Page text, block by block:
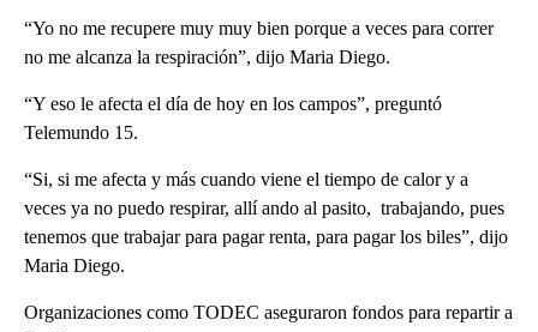
“Yo no me recupere muy muy bien porque a veces para correr
no me alcanza la respiración”, dijo Maria Diego.
“Y eso le afecta el día de hoy en los campos”, preguntó
Telemundo 15.
“Si, si me afecta y más cuando viene el tiempo de calor y a
veces ya no puedo respirar, allí ando al pasito, trabajando, pues
tenemos que trabajar para pagar renta, para pagar los biles”, dijo
Maria Diego.
Organizaciones como TODEC aseguraron fondos para repartir a